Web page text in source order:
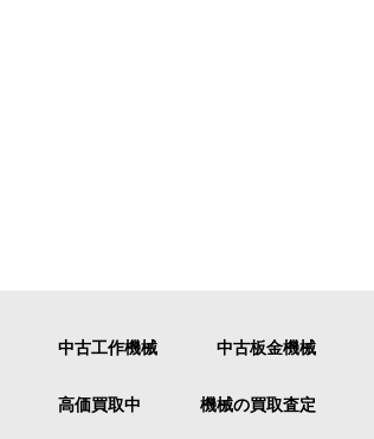
中古工作機械 中古板金機械
高価買取中 機械の買取査定